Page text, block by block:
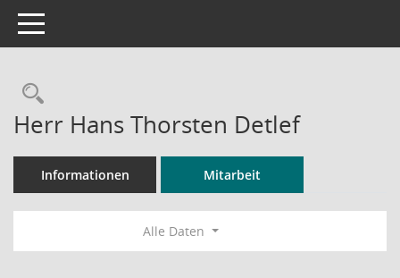
Toggle navigation
Rechercheauswahl
Herr Hans Thorsten Detlef
Informationen Mitarbeit
Alle Daten